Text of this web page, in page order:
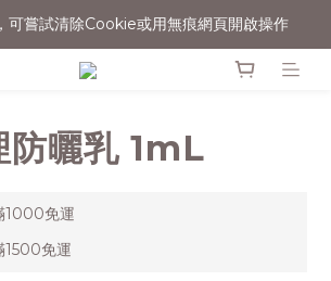
消費滿$1500宅配免運
可嘗試清除Cookie或用無痕網頁開啟操作
消費滿$1500宅配免運
防曬乳 1mL
1000免運
1500免運